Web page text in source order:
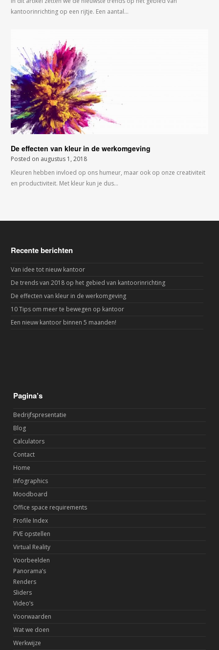
kantoorinrichting op een rijtje. Een aantal…
De effecten van kleur in de werkomgeving
Posted on augustus 1, 2018
Kleuren hebben invloed op ons humeur, maar ook op onze creativiteit
en productiviteit. Met kleur kun je dus…
Recente berichten
Van idee tot nieuw kantoor
De trends van 2018 op het gebied van kantoorinrichting
De effecten van kleur in de werkomgeving
10 Tips om meer te bewegen op kantoor
Een nieuw kantoor binnen 5 maanden!
Pagina’s
Bedrijfspresentatie
Blog
Calculators
Contact
Home
Infographics
Moodboard
Office space requirements
Profile Index
PVE opstellen
Virtual Reality
Voorbeelden
Panorama’s
Renders
Sliders
Video’s
Voorwaarden
Wat we doen
Werkwijze